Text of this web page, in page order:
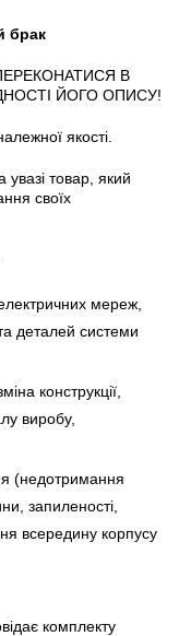
брак
В
ЙОГО ОПИСУ!
якості.
увазі товар, який
своїх
мереж,
деталей системи
конструкції,
виробу,
(недотримання
запиленості,
всередину корпусу
комплекту